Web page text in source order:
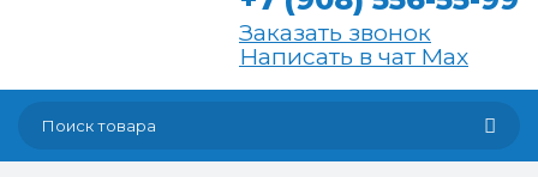
Заказать звонок
Написать в чат Max